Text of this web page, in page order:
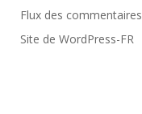
Flux des commentaires
Site de WordPress-FR